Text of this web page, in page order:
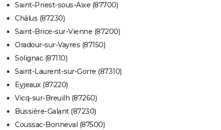
Saint-Priest-sous-Aixe (87700)
Châlus (87230)
Saint-Brice-sur-Vienne (87200)
Oradour-sur-Vayres (87150)
Solignac (87110)
Saint-Laurent-sur-Gorre (87310)
Eyjeaux (87220)
Vicq-sur-Breuilh (87260)
Bussière-Galant (87230)
Coussac-Bonneval (87500)